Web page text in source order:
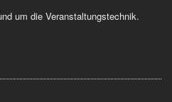
um die Veranstaltungstechnik.